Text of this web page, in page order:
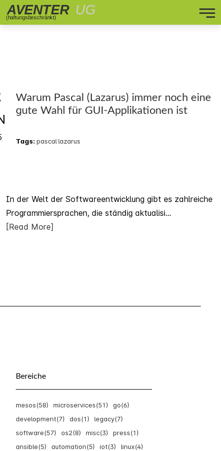
Warum Pascal (Lazarus) immer noch eine
gute Wahl für GUI-Applikationen ist
Tags: pascal lazarus
In der Welt der Softwareentwicklung gibt es zahlreiche
Programmiersprachen, die ständig aktualisi...
[Read More]
Bereiche
mesos(58) microservices(51)
go(6)
development(7)
dos(1)
legacy(7)
software(57)
os2(8) misc(3)
press(1)
ansible(5)
automation(5) iot(3)
linux(4)